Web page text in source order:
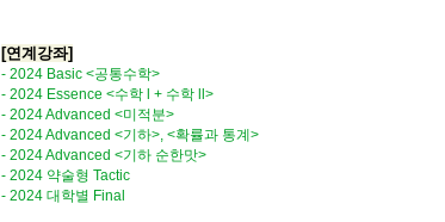
[연계강좌]
- 2024 Basic <공통수학>
- 2024 Essence <수학 l + 수학 ll>
- 2024 Advanced <미적분>
- 2024 Advanced <기하>, <확률과 통계>
- 2024 Advanced <기하 순한맛>
- 2024 약술형 Tactic
- 2024 대학별 Final